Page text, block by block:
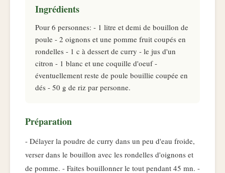
Ingrédients
Pour 6 personnes: - 1 litre et demi de bouillon de
poule - 2 oignons et une pomme fruit coupés en
rondelles - 1 c à dessert de curry - le jus d'un
citron - 1 blanc et une coquille d'oeuf -
éventuellement reste de poule bouillie coupée en
dés - 50 g de riz par personne.
Préparation
- Délayer la poudre de curry dans un peu d'eau froide,
verser dans le bouillon avec les rondelles d'oignons et
de pomme. - Faites bouillonner le tout pendant 45 mn. -